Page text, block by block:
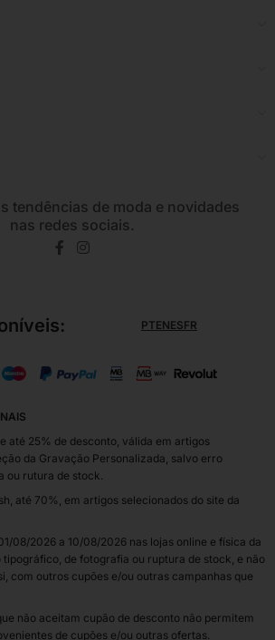
tendências de moda e novidades
nas redes sociais.
PTENESFR
até 25% de desconto, válida em artigos
da Gravação Personalizada, salvo erro
ou rutura de stock.
até 70%, em artigos selecionados do site da
08/2026 a 10/08/2026 nas lojas online e física da
de fotografia ou ruptura de stock, e não
com outros cupões e/ou outras campanhas que
não aceitam cupão de desconto não permitem
de cupões e/ou outras ofertas.